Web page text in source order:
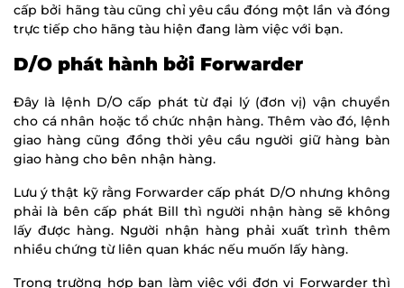
cấp bởi hãng tàu cũng chỉ yêu cầu đóng một lần và đóng
trực tiếp cho hãng tàu hiện đang làm việc với bạn.
D/O phát hành bởi Forwarder
Đây là lệnh D/O cấp phát từ đại lý (đơn vị) vận chuyển
cho cá nhân hoặc tổ chức nhận hàng. Thêm vào đó, lệnh
giao hàng cũng đồng thời yêu cầu người giữ hàng bàn
giao hàng cho bên nhận hàng.
Lưu ý thật kỹ rằng Forwarder cấp phát D/O nhưng không
phải là bên cấp phát Bill thì người nhận hàng sẽ không
lấy được hàng. Người nhận hàng phải xuất trình thêm
nhiều chứng từ liên quan khác nếu muốn lấy hàng.
Trong trường hợp bạn làm việc với đơn vị Forwarder thì